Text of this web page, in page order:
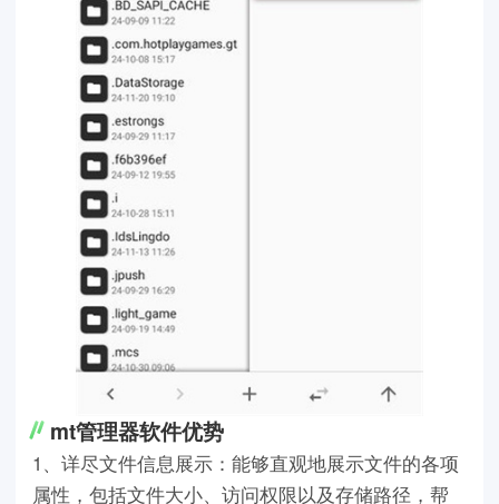
mt管理器软件优势
1、详尽文件信息展示：能够直观地展示文件的各项
属性，包括文件大小、访问权限以及存储路径，帮